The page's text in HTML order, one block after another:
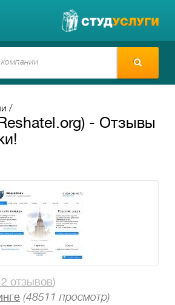
- Отзывы
отзывов)
(48511 просмотр)